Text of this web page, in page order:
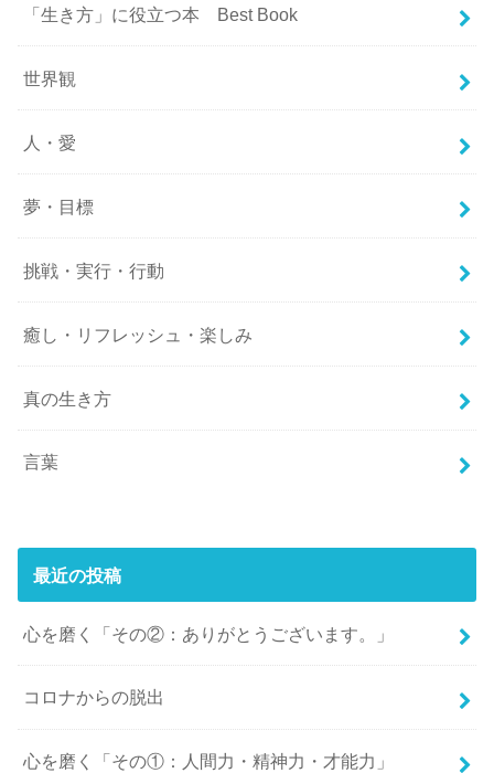
「生き方」に役立つ本 Best Book
世界観
人・愛
夢・目標
挑戦・実行・行動
癒し・リフレッシュ・楽しみ
真の生き方
言葉
最近の投稿
心を磨く「その②：ありがとうございます。」
コロナからの脱出
心を磨く「その①：人間力・精神力・才能力」